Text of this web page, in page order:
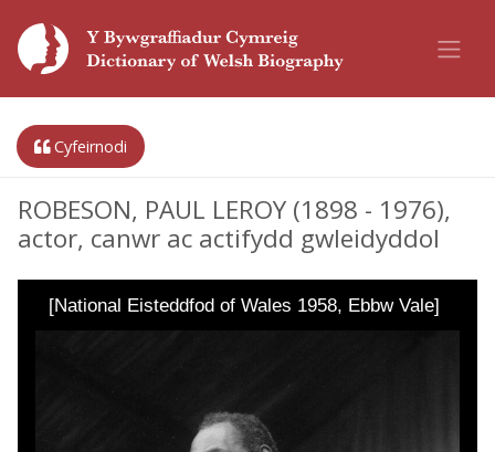
Cyfeirnodi
ROBESON, PAUL LEROY (1898 - 1976),
actor, canwr ac actifydd gwleidyddol
[National Eisteddfod of Wales 1958, Ebbw Vale]